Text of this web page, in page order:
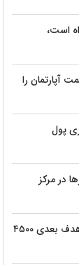
است،
را
پول
ارزها در مرکز
طلا منفجر شد؛ اونس در یک هفته ۳۰۰ دلار گران شد / هدف بعدی ۴۵۰۰